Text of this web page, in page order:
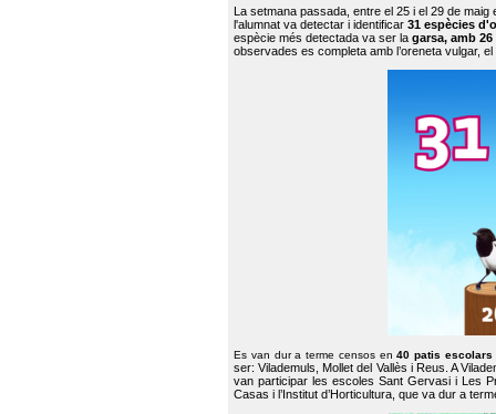
La setmana passada, entre el 25 i el 29 de
l'alumnat va detectar i identificar 31 espècies
espècie més detectada va ser la garsa, amb
observades es completa amb l’oreneta vulgar,
Es van dur a terme censos en40 patis escolars
ser: Vilademuls, Mollet del Vallès i Reus. A
van participar les escoles Sant Gervasi i Les
Casas i l’Institut d’Horticultura, que va dur a